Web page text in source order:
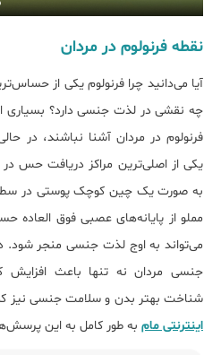
نقطه فرنولوم در مردان
آیا می‌دانید چرا فرنولوم یکی از
چه نقشی در لذت جنسی دارد؟ بسیاری
فرنولوم در مردان آشنا نباشند، در
یکی از اصلی‌ترین مراکز دریافت حس
به صورت یک چین کوچک پوستی در سطح
مملو از پایانه‌های عصبی فوق
می‌تواند به اوج لذت جنسی منجر
جنسی مردان نه تنها باعث افزایش
شناخت بهتر بدن و سلامت جنسی نیز
اینترنتی مام به طور کامل به این